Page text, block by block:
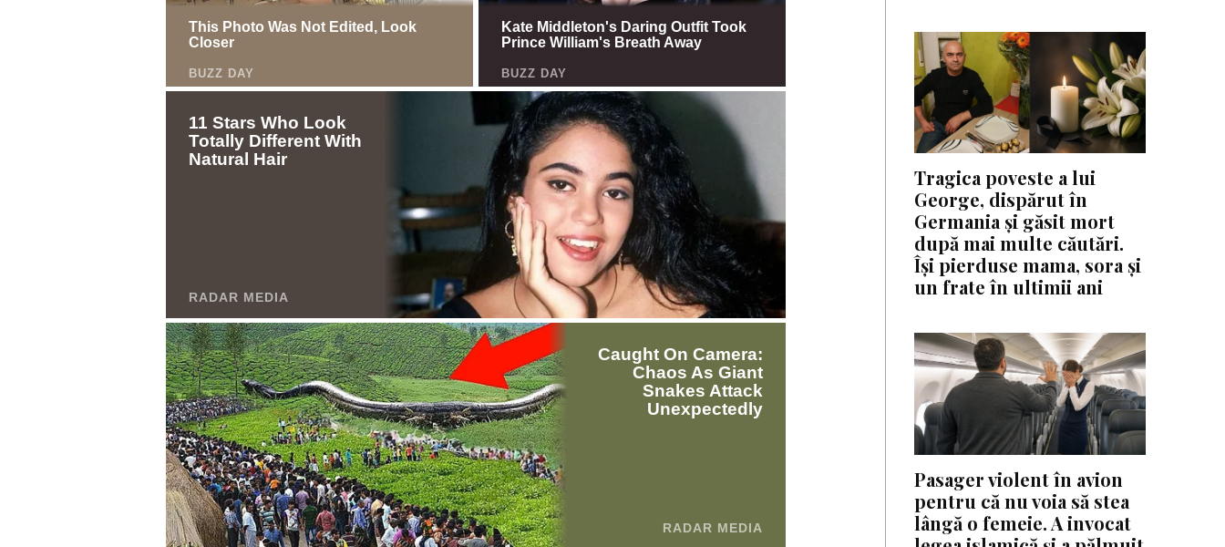
Tragica poveste a lui
George, dispărut în
Germania și găsit mort
după mai multe căutări.
Își pierduse mama, sora și
un frate în ultimii ani
Pasager violent în avion
pentru că nu voia să stea
lângă o femeie. A invocat